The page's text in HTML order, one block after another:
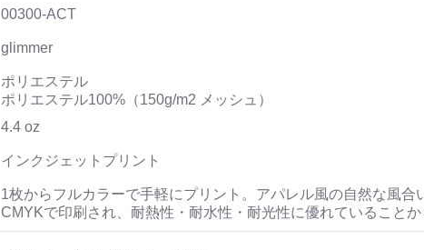
00300-ACT
glimmer
ポリエステル
ポリエステル100%（150g/m2 メッシュ）
4.4 oz
インクジェットプリント
1枚からフルカラーで手軽にプリント。アパレル風の自然な風合
CMYKで印刷され、耐熱性・耐水性・耐光性に優れていること